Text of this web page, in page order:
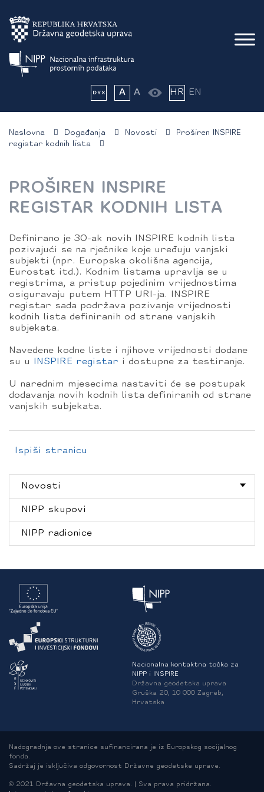
A A HR EN
Naslovna Događanja Novosti
Proširen INSPIRE
registar kodnih lista
PROŠIREN INSPIRE
REGISTAR KODNIH LISTA
Definirano je 30-ak novih INSPIRE kodnih lista
pozivajući se na rječnike koje uređuju vanjski
subjekti (npr. Europska okolišna agencija,
Eurostat itd.). Kodnim listama upravlja se u
registrima, a pristup pojedinim vrijednostima
osiguravaju putem HTTP URI-ja. INSPIRE
registar sada podržava pozivanje vrijednosti
kodnih lista definiranih od strane vanjskih
subjekata.
Navedene kodne liste i njihove vrijednosti dodane
su u
INSPIRE registar i dostupne za testiranje.
U narednim mjesecima nastaviti će se postupak
dodavanja novih kodnih lista definiranih od strane
vanjskih subjekata.
Ispiši stranicu
Novosti
NIPP skupovi
NIPP radionice
Nacionalna kontaktna točka za
NIPP i INSPIRE
Državna geodetska uprava
Gruška 20, 10 000 Zagreb,
Hrvatska
Nadogradnja ove stranice sufinancirana je iz Europskog socijalnog
fonda.
Sadržaj je isključiva odgovornost Državne geodetske uprave.
© 2021 Državna geodetska uprava. | Sva prava pridržana.